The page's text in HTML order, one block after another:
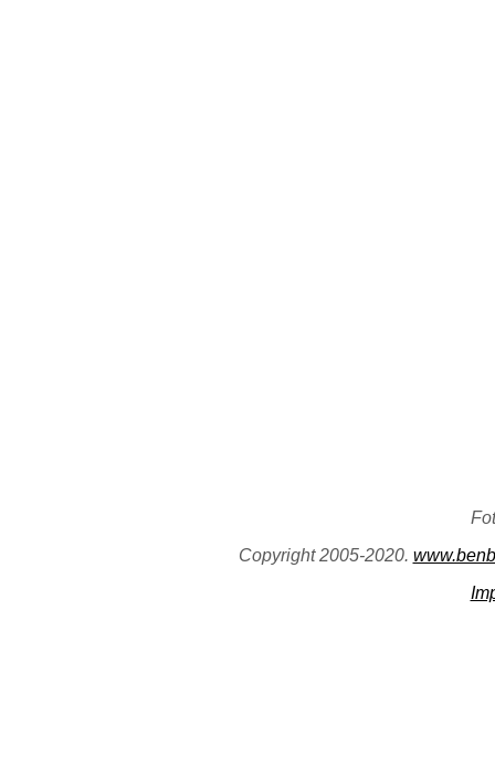
Copyright 2005-2020.